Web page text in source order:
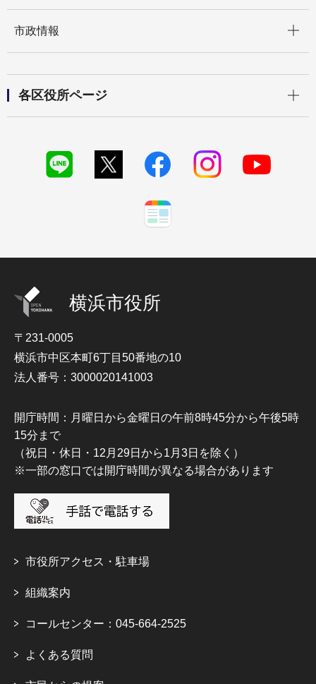
市政情報
各区役所ページ
横浜市役所
〒231-0005
横浜市中区本町6丁目50番地の10
法人番号：3000020141003
開庁時間：月曜日から金曜日の午前8時45分から午後5時
15分まで
（祝日・休日・12月29日から1月3日を除く）
※一部の窓口では開庁時間が異なる場合があります
市役所アクセス・駐車場
組織案内
コールセンター：045-664-2525
よくある質問